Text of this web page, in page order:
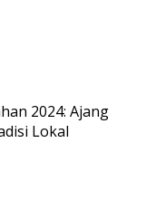
2024: Ajang
Lokal